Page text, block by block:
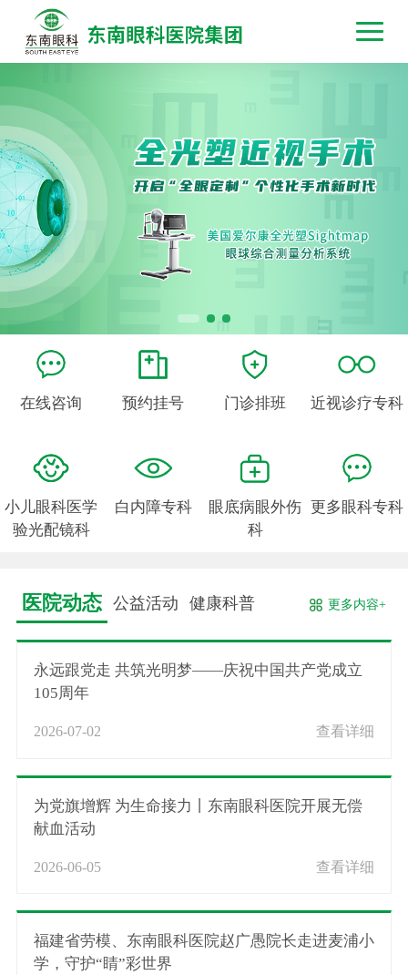
在线咨询 预约挂号 门诊排班 近视诊疗专科
小儿眼科医学
验光配镜科
白内障专科
眼底病眼外伤
科
更多眼科专科
医院动态 公益活动 健康科普 更多内容+
永远跟党走 共筑光明梦——庆祝中国共产党成立
105周年
2026-07-02 查看详细
为党旗增辉 为生命接力丨东南眼科医院开展无偿
献血活动
2026-06-05 查看详细
福建省劳模、东南眼科医院赵广愚院长走进麦浦小
学，守护“睛”彩世界